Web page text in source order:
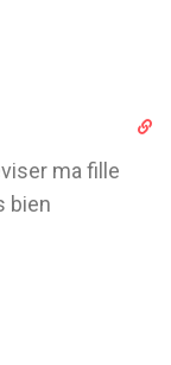
ma fille
bien